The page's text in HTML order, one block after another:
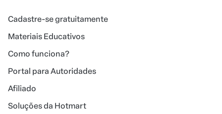
Cadastre-se gratuitamente
Materiais Educativos
Como funciona?
Portal para Autoridades
Afiliado
Soluções da Hotmart